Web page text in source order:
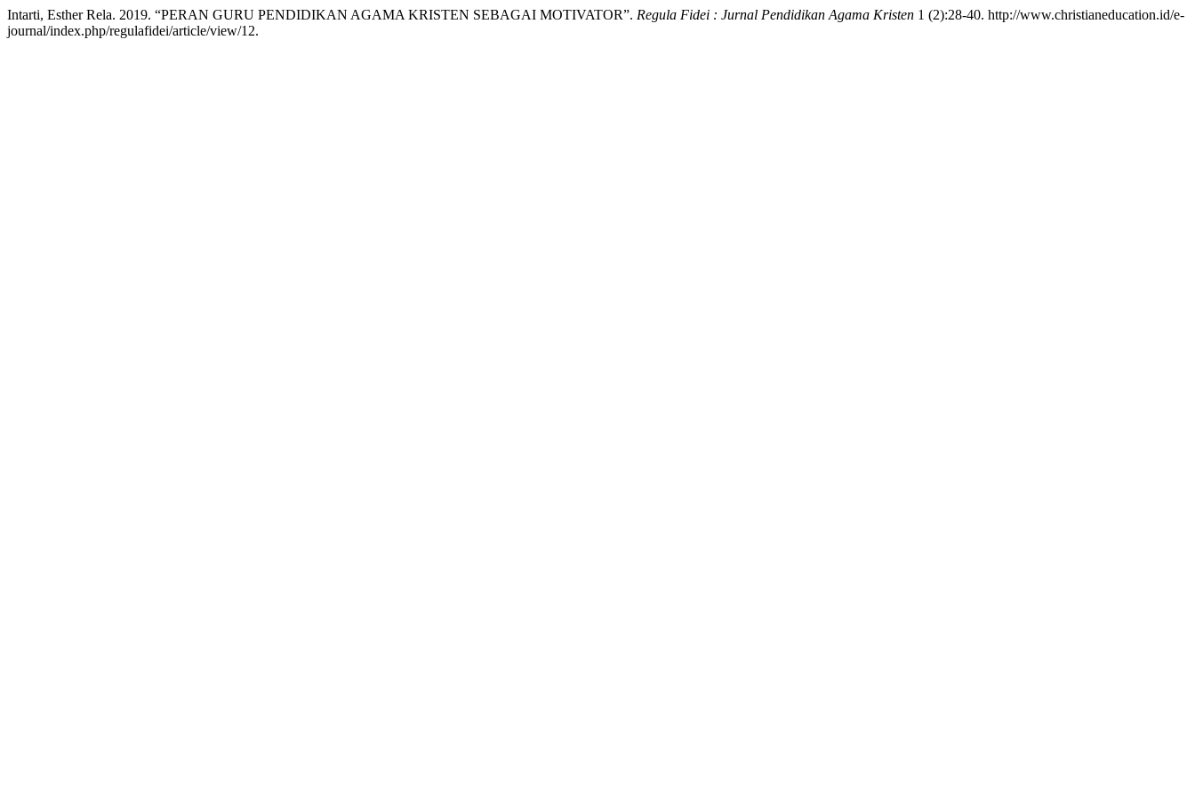
Intarti, Esther Rela. 2019. “PERAN GURU PENDIDIKAN AGAMA KRISTEN SEBAGAI MOTIVATOR”. Regula Fidei : Jurnal Pendidikan Agama Kristen 1 (2):28-40. http://www.christianeducation.id/e-
journal/index.php/regulafidei/article/view/12.